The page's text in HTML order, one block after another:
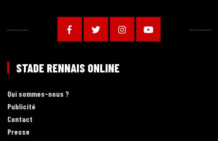
STADE RENNAIS ONLINE
Qui sommes-nous ?
Publicité
Contact
Presse